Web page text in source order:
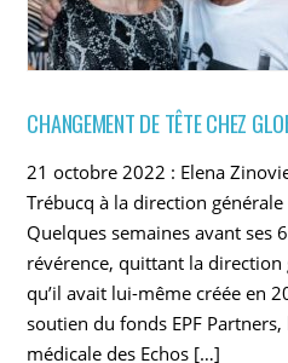
CHANGEMENT DE TÊTE CHEZ
21 octobre 2022 : Elena
Trébucq à la direction
Quelques semaines avant ses
révérence, quittant la direction
qu’il avait lui-même créée en
soutien du fonds EPF Partners,
médicale des Echos […]